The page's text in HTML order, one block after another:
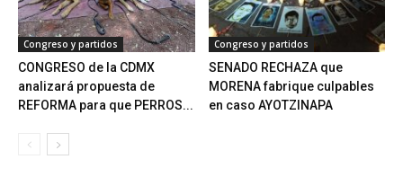
Congreso y partidos
CONGRESO de la CDMX
analizará propuesta de
REFORMA para que PERROS...
Congreso y partidos
SENADO RECHAZA que
MORENA fabrique culpables
en caso AYOTZINAPA